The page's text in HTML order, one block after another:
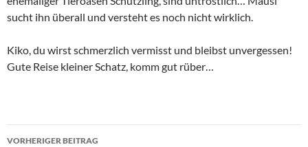
sucht ihn überall und versteht es noch nicht wirklich.
Kiko, du wirst schmerzlich vermisst und bleibst unvergessen!
Gute Reise kleiner Schatz, komm gut rüber…
Beitragsnavigation
VORHERIGER BEITRAG